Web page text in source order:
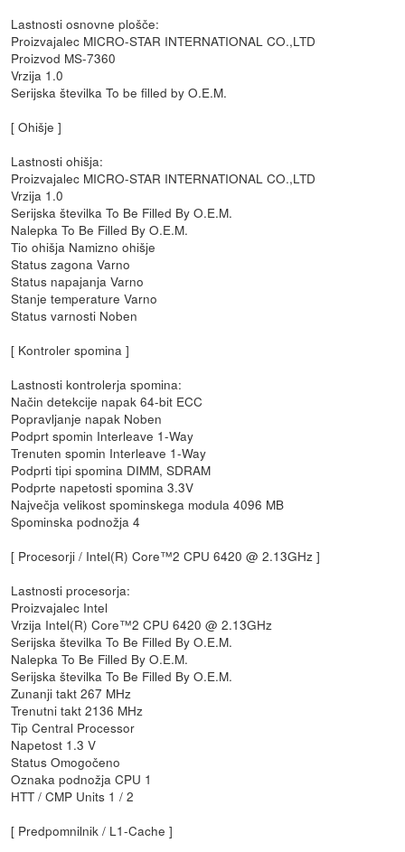
Lastnosti osnovne plošče:
Proizvajalec MICRO-STAR INTERNATIONAL CO.,LTD
Proizvod MS-7360
Vrzija 1.0
Serijska številka To be filled by O.E.M.
[ Ohišje ]
Lastnosti ohišja:
Proizvajalec MICRO-STAR INTERNATIONAL CO.,LTD
Vrzija 1.0
Serijska številka To Be Filled By O.E.M.
Nalepka To Be Filled By O.E.M.
Tio ohišja Namizno ohišje
Status zagona Varno
Status napajanja Varno
Stanje temperature Varno
Status varnosti Noben
[ Kontroler spomina ]
Lastnosti kontrolerja spomina:
Način detekcije napak 64-bit ECC
Popravljanje napak Noben
Podprt spomin Interleave 1-Way
Trenuten spomin Interleave 1-Way
Podprti tipi spomina DIMM, SDRAM
Podprte napetosti spomina 3.3V
Največja velikost spominskega modula 4096 MB
Spominska podnožja 4
[ Procesorji / Intel(R) Core™2 CPU 6420 @ 2.13GHz ]
Lastnosti procesorja:
Proizvajalec Intel
Vrzija Intel(R) Core™2 CPU 6420 @ 2.13GHz
Serijska številka To Be Filled By O.E.M.
Nalepka To Be Filled By O.E.M.
Serijska številka To Be Filled By O.E.M.
Zunanji takt 267 MHz
Trenutni takt 2136 MHz
Tip Central Processor
Napetost 1.3 V
Status Omogočeno
Oznaka podnožja CPU 1
HTT / CMP Units 1 / 2
[ Predpomnilnik / L1-Cache ]